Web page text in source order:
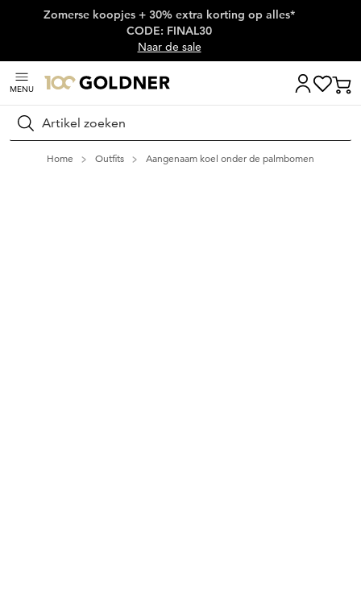
Skip naar hoofdinhoud
Zomerse koopjes + 30% extra korting op alles*
CODE: FINAL30
Naar de sale
MENU
Zoeken
Home Outfits Aangenaam koel onder de palmbomen